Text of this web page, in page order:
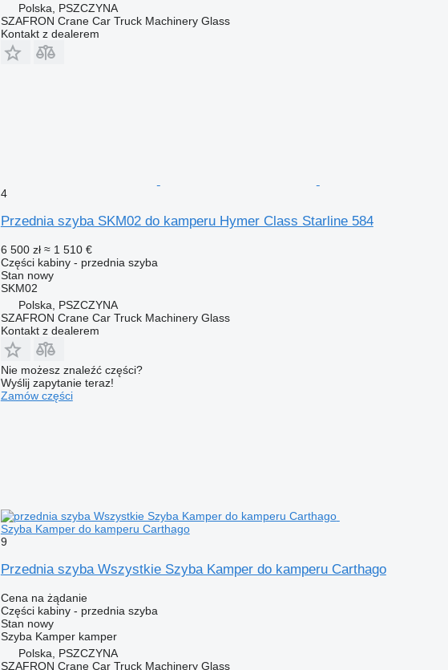
Polska, PSZCZYNA
SZAFRON Crane Car Truck Machinery Glass
Kontakt z dealerem
4
Przednia szyba SKM02 do kamperu Hymer Class Starline 584
6 500 zł ≈ 1 510 €
Części kabiny - przednia szyba
Stan nowy
SKM02
Polska, PSZCZYNA
SZAFRON Crane Car Truck Machinery Glass
Kontakt z dealerem
Nie możesz znaleźć części?
Wyślij zapytanie teraz!
Zamów części
Szyba Kamper do kamperu Carthago
9
Przednia szyba Wszystkie Szyba Kamper do kamperu Carthago
Cena na żądanie
Części kabiny - przednia szyba
Stan nowy
Szyba Kamper kamper
Polska, PSZCZYNA
SZAFRON Crane Car Truck Machinery Glass